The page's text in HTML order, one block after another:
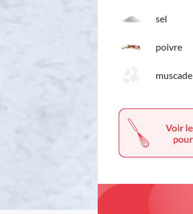
sel
poivre
muscade